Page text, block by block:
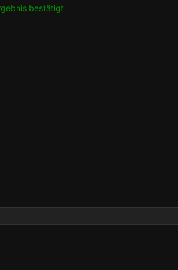
bestätigt